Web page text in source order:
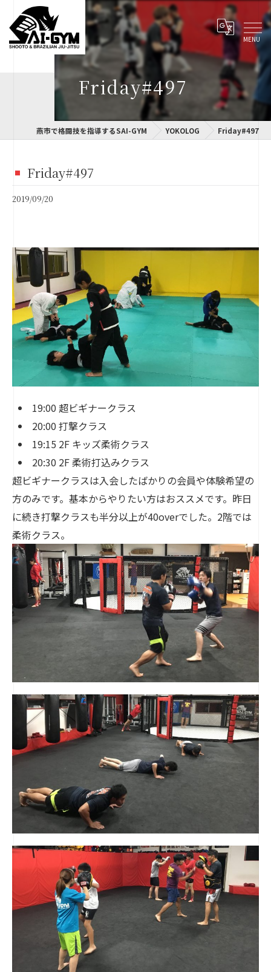
Friday#497
燕市で格闘技を指導するSAI-GYM YOKOLOG Friday#497
Friday#497
2019/09/20
19:00 超ビギナークラス
20:00 打撃クラス
19:15 2F キッズ柔術クラス
20:30 2F 柔術打込みクラス
超ビギナークラスは入会したばかりの会員や体験希望の
方のみです。基本からやりたい方はおススメです。昨日
に続き打撃クラスも半分以上が40overでした。2階では
柔術クラス。